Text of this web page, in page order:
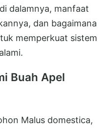
dalamnya, manfaat
dan bagaimana
memperkuat sistem
Buah Apel
Malus domestica,